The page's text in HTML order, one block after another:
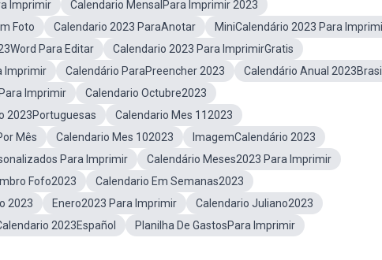
Imprimir
Calendario MensalPara Imprimir 2023
Foto Calendario 2023 ParaAnotar
MiniCalendário 2023 Para
Para Editar
Calendario 2023 Para ImprimirGratis
Imprimir Calendário ParaPreencher 2023
Calendário Anual 2023Brasil
Imprimir
Calendario Octubre2023
2023Portuguesas
Calendario Mes 112023
Mês Calendario Mes 102023
ImagemCalendário 2023
Para Imprimir
Calendário Meses2023 Para Imprimir
Fofo2023
Calendario Em Semanas2023
2023 Enero2023 Para Imprimir
Calendario Juliano2023
2023Español
Planilha De GastosPara Imprimir